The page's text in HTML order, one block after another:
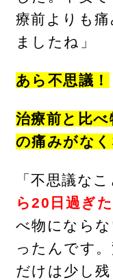
療前よりも
ましたね」
あら不思議！
治療前と比
の痛みがなく
「不思議なこ
ら20日過ぎ
べ物になら
ったんです
だけは少し残